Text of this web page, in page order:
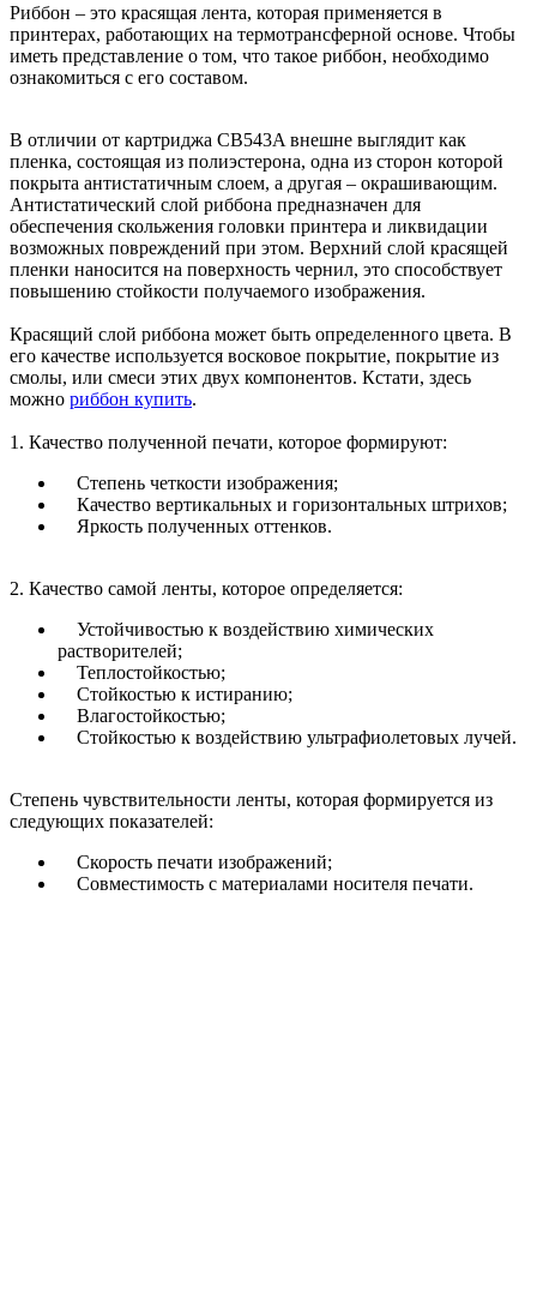
Риббон – это красящая лента, которая применяется в
принтерах, работающих на термотрансферной основе. Чтобы
иметь представление о том, что такое риббон, необходимо
ознакомиться с его составом.
В отличии от картриджа CB543A внешне выглядит как
пленка, состоящая из полиэстерона, одна из сторон которой
покрыта антистатичным слоем, а другая – окрашивающим.
Антистатический слой риббона предназначен для
обеспечения скольжения головки принтера и ликвидации
возможных повреждений при этом. Верхний слой красящей
пленки наносится на поверхность чернил, это способствует
повышению стойкости получаемого изображения.
Красящий слой риббона может быть определенного цвета. В
его качестве используется восковое покрытие, покрытие из
смолы, или смеси этих двух компонентов. Кстати, здесь
можно риббон купить.
1. Качество полученной печати, которое формируют:
Степень четкости изображения;
Качество вертикальных и горизонтальных штрихов;
Яркость полученных оттенков.
2. Качество самой ленты, которое определяется:
Устойчивостью к воздействию химических
растворителей;
Теплостойкостью;
Стойкостью к истиранию;
Влагостойкостью;
Стойкостью к воздействию ультрафиолетовых лучей.
Степень чувствительности ленты, которая формируется из
следующих показателей:
Скорость печати изображений;
Совместимость с материалами носителя печати.